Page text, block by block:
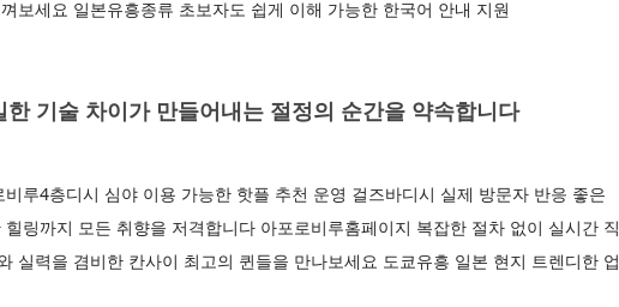
보세요 일본유흥종류 초보자도 쉽게 이해 가능한 한국어 안내 지원
기술 차이가 만들어내는 절정의 순간을 약속합니다
루4층디시 심야 이용 가능한 핫플 추천 운영 걸즈바디시 실제 방문자 반응 좋은
링까지 모든 취향을 저격합니다 아포로비루홈페이지 복잡한 절차 없이 실시간 직
실력을 겸비한 칸사이 최고의 퀸들을 만나보세요 도쿄유흥 일본 현지 트렌디한 업